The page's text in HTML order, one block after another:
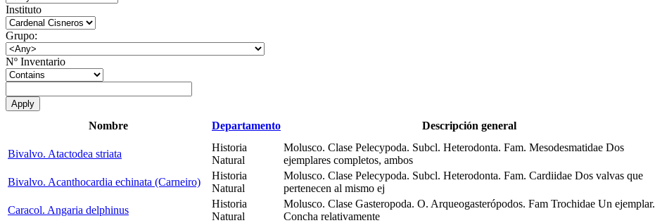
Instituto
Grupo:
Nº Inventario
Nombre Departamento Descripción general
Bivalvo. Atactodea striata
Historia
Natural
Molusco. Clase Pelecypoda. Subcl. Heterodonta. Fam. Mesodesmatidae Dos
ejemplares completos, ambos
Bivalvo. Acanthocardia echinata (Carneiro)
Historia
Natural
Molusco. Clase Pelecypoda. Subcl. Heterodonta. Fam. Cardiidae Dos valvas que
pertenecen al mismo ej
Caracol. Angaria delphinus
Historia
Natural
Molusco. Clase Gasteropoda. O. Arqueogasterópodos. Fam Trochidae Un ejemplar.
Concha relativamente